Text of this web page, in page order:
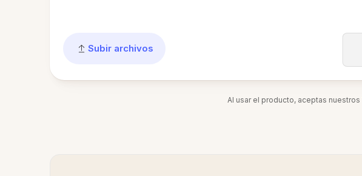
Subir archivos
Al usar el producto, aceptas nuestros